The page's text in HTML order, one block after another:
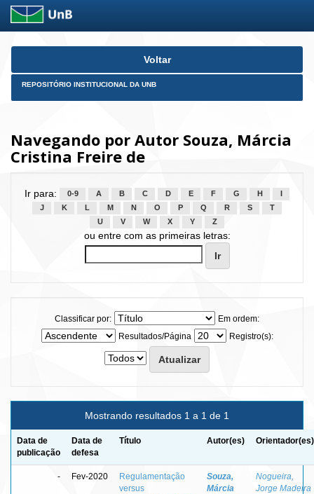
Skip
Voltar
REPOSITÓRIO INSTITUCIONAL DA UNB
Navegando por Autor Souza, Márcia
Cristina Freire de
Ir para: 0-9 A B C D E F G H
J
K L M N O P Q R S
T
U
V W X Y Z
ou entre com as primeiras letras:
Classificar por:
Em ordem:
Resultados/Página
Registro(s):
Mostrando resultados 1 a 1 de 1
Data de
publicação
Data de
defesa
Título Autor(es) Orientador(es)
- Fev-2020
Regulamentação
versus
Souza,
Márcia
Nogueira,
Jorge Madeira